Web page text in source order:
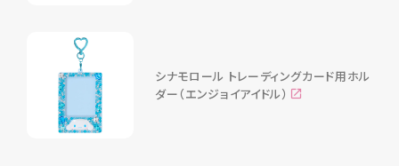
シナモロール トレーディングカード用ホル
ダー（エンジョイアイドル）